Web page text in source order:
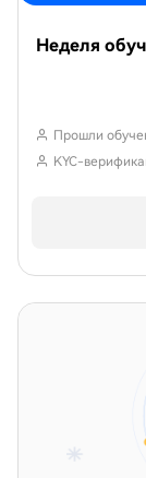
Неделя
Прошли
KYC-